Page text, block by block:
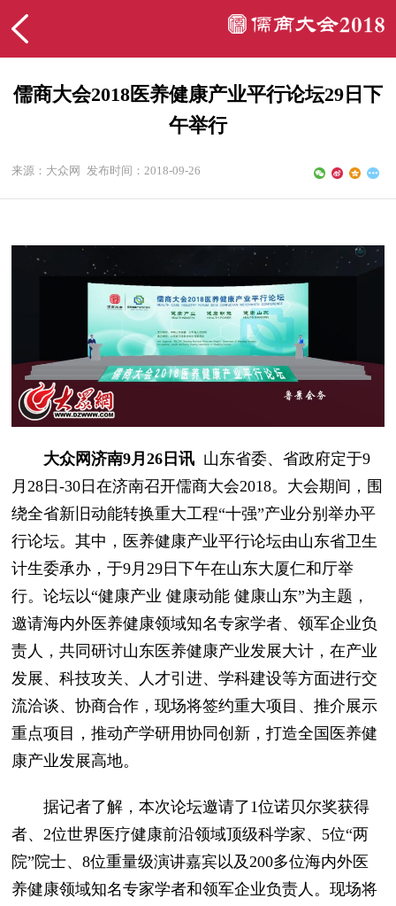
儒商大会2018医养健康产业平行论坛29日下
午举行
来源：大众网 发布时间：2018-09-26
大众网济南9月26日讯 山东省委、省政府定于9
月28日-30日在济南召开儒商大会2018。大会期间，围
绕全省新旧动能转换重大工程“十强”产业分别举办平
行论坛。其中，医养健康产业平行论坛由山东省卫生
计生委承办，于9月29日下午在山东大厦仁和厅举
行。论坛以“健康产业 健康动能 健康山东”为主题，
邀请海内外医养健康领域知名专家学者、领军企业负
责人，共同研讨山东医养健康产业发展大计，在产业
发展、科技攻关、人才引进、学科建设等方面进行交
流洽谈、协商合作，现场将签约重大项目、推介展示
重点项目，推动产学研用协同创新，打造全国医养健
康产业发展高地。
据记者了解，本次论坛邀请了1位诺贝尔奖获得
者、2位世界医疗健康前沿领域顶级科学家、5位“两
院”院士、8位重量级演讲嘉宾以及200多位海内外医
养健康领域知名专家学者和领军企业负责人。现场将